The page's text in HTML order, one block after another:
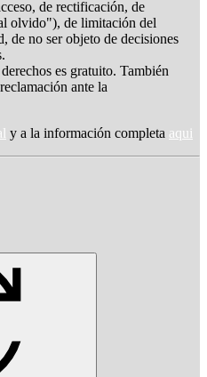
de rectificación, de
olvido"), de limitación del
de no ser objeto de decisiones
es gratuito. También
ante la
y a la información completa aqui